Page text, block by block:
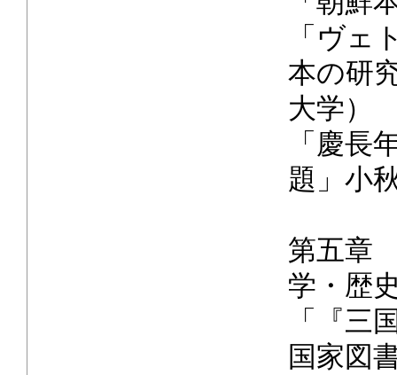
「ヴェ
本の研
大学）
「慶長
題」小
第五章
学・歴
「『三
国家図